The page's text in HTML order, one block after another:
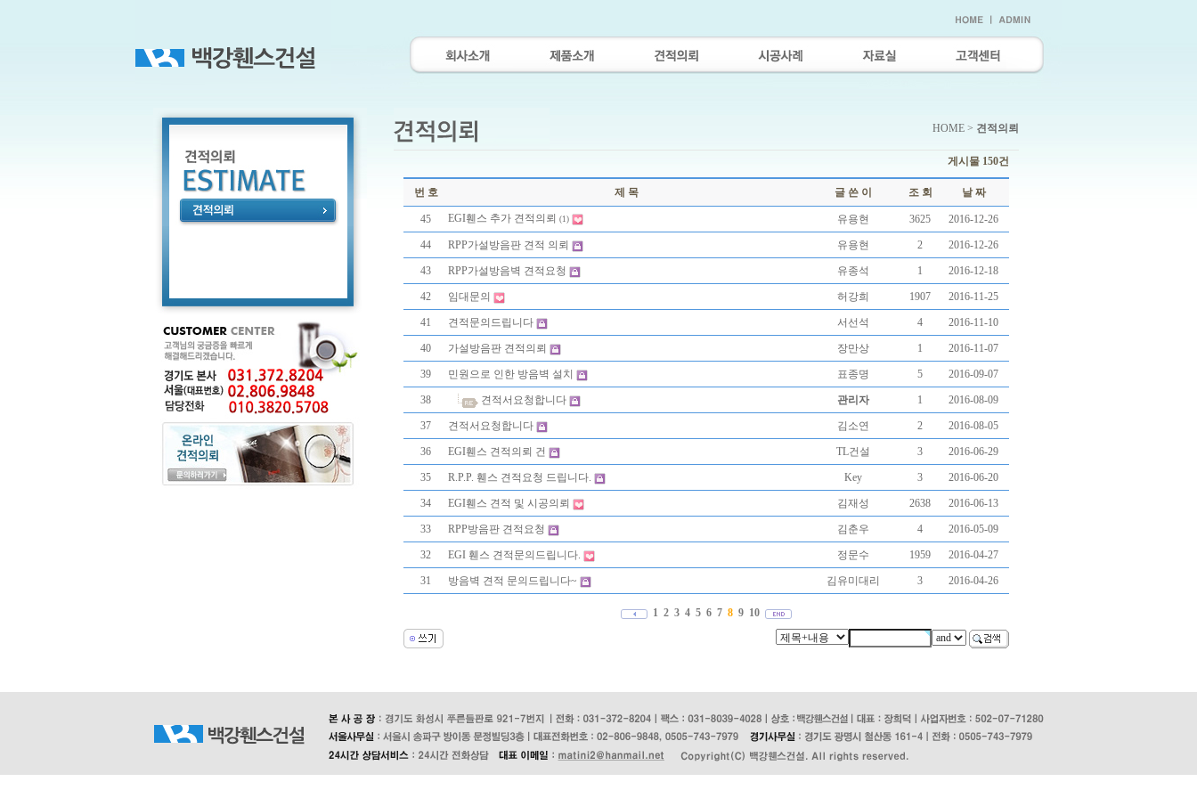
HOME > 견적의뢰
게시물 150건
번 호 제 목 글 쓴 이 조 회 날 짜
45 EGI휀스 추가 견적의뢰 (1) 유용현 3625 2016-12-26
44 RPP가설방음판 견적 의뢰 유용현 2 2016-12-26
43 RPP가설방음벽 견적요청 유종석 1 2016-12-18
42 임대문의 허강희 1907 2016-11-25
41 견적문의드립니다 서선석 4 2016-11-10
40 가설방음판 견적의뢰 장만상 1 2016-11-07
39 민원으로 인한 방음벽 설치 표종명 5 2016-09-07
38 견적서요청합니다 관리자 1 2016-08-09
37 견적서요청합니다 김소연 2 2016-08-05
36 EGI휀스 견적의뢰 건 TL건설 3 2016-06-29
35 R.P.P. 휀스 견적요청 드립니다. Key 3 2016-06-20
34 EGI휀스 견적 및 시공의뢰 김재성 2638 2016-06-13
33 RPP방음판 견적요청 김춘우 4 2016-05-09
32 EGI 휀스 견적문의드립니다. 정문수 1959 2016-04-27
31 방음벽 견적 문의드립니다~ 김유미대리 3 2016-04-26
1 2 3 4 5 6 7 8 9 10